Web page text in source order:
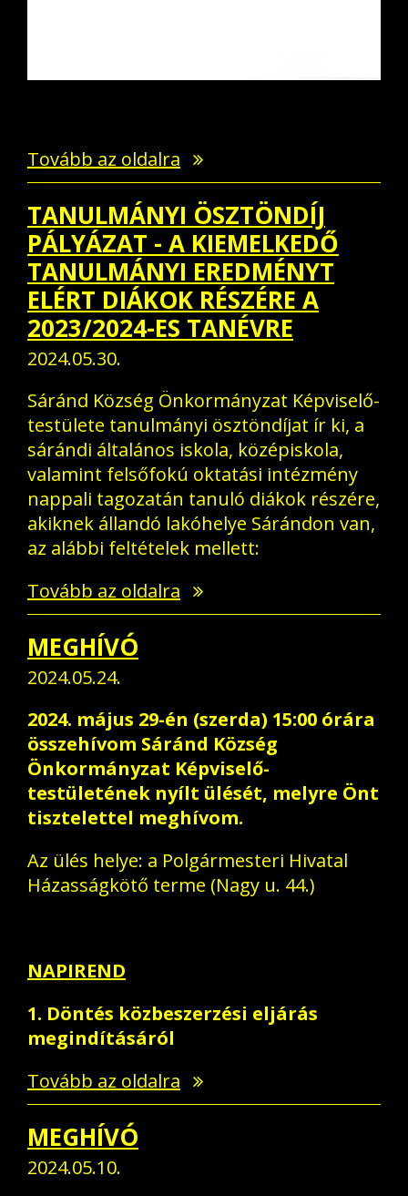
Tovább az oldalra
TANULMÁNYI ÖSZTÖNDÍJ
PÁLYÁZAT - A KIEMELKEDŐ
TANULMÁNYI EREDMÉNYT
ELÉRT DIÁKOK RÉSZÉRE A
2023/2024-ES TANÉVRE
2024.05.30.
Sáránd Község Önkormányzat Képviselő-
testülete tanulmányi ösztöndíjat ír ki, a
sárándi általános iskola, középiskola,
valamint felsőfokú oktatási intézmény
nappali tagozatán tanuló diákok részére,
akiknek állandó lakóhelye Sárándon van,
az alábbi feltételek mellett:
Tovább az oldalra
MEGHÍVÓ
2024.05.24.
2024. május 29-én (szerda) 15:00 órára
összehívom Sáránd Község
Önkormányzat Képviselő-
testületének nyílt ülését, melyre Önt
tisztelettel meghívom.
Az ülés helye: a Polgármesteri Hivatal
Házasságkötő terme (Nagy u. 44.)
NAPIREND
1. Döntés közbeszerzési eljárás
megindításáról
Tovább az oldalra
MEGHÍVÓ
2024.05.10.